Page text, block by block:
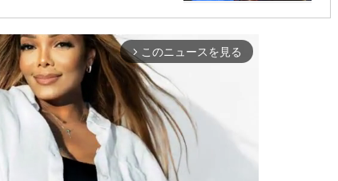
arrow_forward_ios このニュースを見る